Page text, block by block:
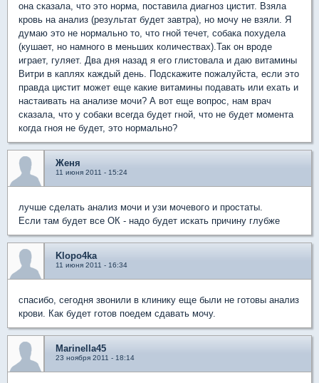
она сказала, что это норма, поставила диагноз цистит. Взяла
кровь на анализ (результат будет завтра), но мочу не взяли. Я
думаю это не нормально то, что гной течет, собака похудела
(кушает, но намного в меньших количествах).Так он вроде
играет, гуляет. Два дня назад я его глистовала и даю витамины
Витри в каплях каждый день. Подскажите пожалуйста, если это
правда цистит может еще какие витамины подавать или ехать и
настаивать на анализе мочи? А вот еще вопрос, нам врач
сказала, что у собаки всегда будет гной, что не будет момента
когда гноя не будет, это нормально?
Женя
11 июня 2011 - 15:24
лучше сделать анализ мочи и узи мочевого и простаты.
Если там будет все ОК - надо будет искать причину глубже
Klopo4ka
11 июня 2011 - 16:34
спасибо, сегодня звонили в клинику еще были не готовы анализ
крови. Как будет готов поедем сдавать мочу.
Marinella45
23 ноября 2011 - 18:14